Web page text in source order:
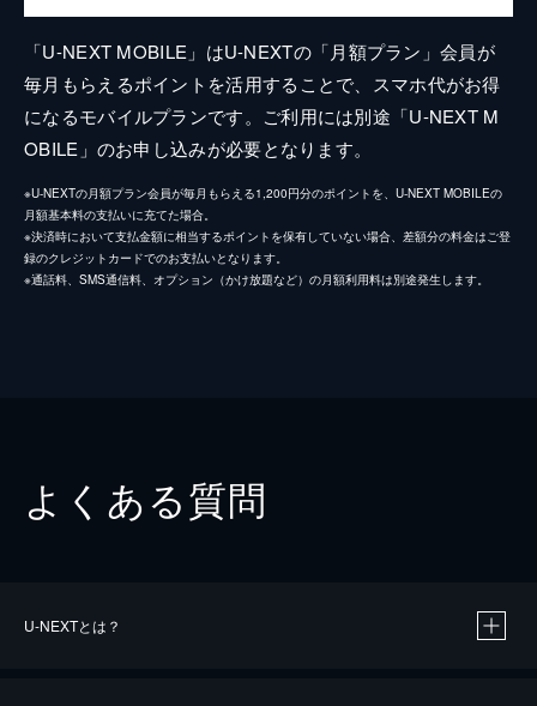
「U-NEXT MOBILE」はU-NEXTの「月額プラン」会員が
毎月もらえるポイントを活用することで、スマホ代がお得
になるモバイルプランです。ご利用には別途「U-NEXT M
OBILE」のお申し込みが必要となります。
※U-NEXTの月額プラン会員が毎月もらえる1,200円分のポイントを、U-NEXT MOBILEの
月額基本料の支払いに充てた場合。
※決済時において支払金額に相当するポイントを保有していない場合、差額分の料金はご登
録のクレジットカードでのお支払いとなります。
※通話料、SMS通信料、オプション（かけ放題など）の月額利用料は別途発生します。
よくある質問
U-NEXTとは？